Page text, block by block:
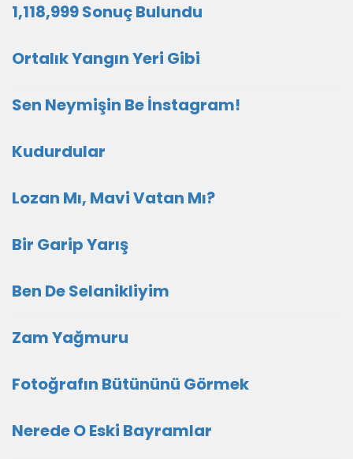
1,118,999 Sonuç Bulundu
Ortalık Yangın Yeri Gibi
Sen Neymişin Be İnstagram!
Kudurdular
Lozan Mı, Mavi Vatan Mı?
Bir Garip Yarış
Ben De Selanikliyim
Zam Yağmuru
Fotoğrafın Bütününü Görmek
Nerede O Eski Bayramlar